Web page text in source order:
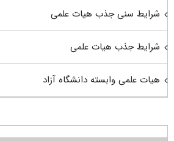
شرایط سنی جذب هیات علمی
شرایط جذب هیات علمی
هیات علمی وابسته دانشگاه آزاد